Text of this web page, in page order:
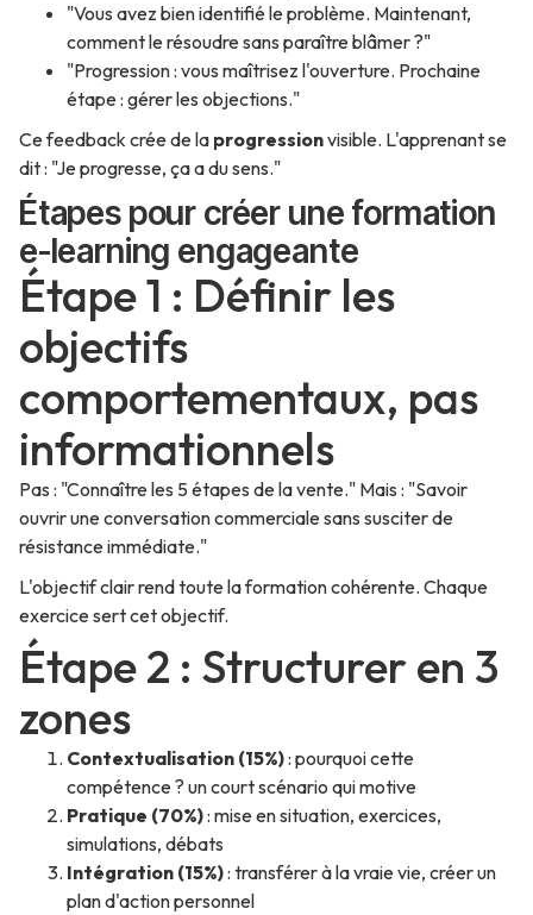
"Vous avez bien identifié le problème. Maintenant,
comment le résoudre sans paraître blâmer ?"
"Progression : vous maîtrisez l'ouverture. Prochaine
étape : gérer les objections."
Ce feedback crée de la progressionvisible. L'apprenant se
dit : "Je progresse, ça a du sens."
Étapes pour créer une formation
e-learning engageante
Étape 1 : Définir les
objectifs
comportementaux, pas
informationnels
Pas : "Connaître les 5 étapes de la vente." Mais : "Savoir
ouvrir une conversation commerciale sans susciter de
résistance immédiate."
L'objectif clair rend toute la formation cohérente. Chaque
exercice sert cet objectif.
Étape 2 : Structurer en 3
zones
Contextualisation (15%): pourquoi cette
compétence ? un court scénario qui motive
Pratique (70%): mise en situation, exercices,
simulations, débats
Intégration (15%): transférer à la vraie vie, créer un
plan d'action personnel